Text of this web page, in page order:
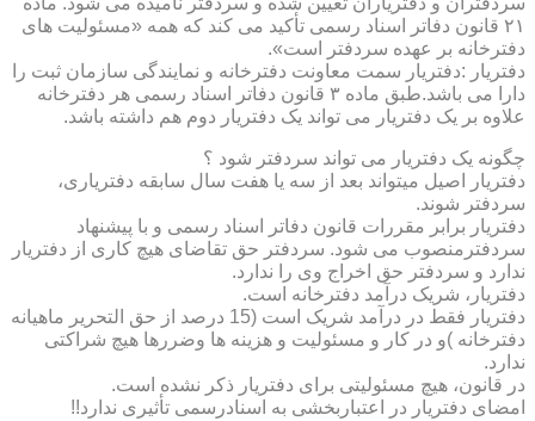
۲۱ قانون دفاتر اسناد رسمی تأکید می کند که همه «مسئولیت های
دفترخانه بر عهده سردفتر است».
دفتریار :دفتریار سمت معاونت دفترخانه و نمایندگی سازمان ثبت را
دارا می باشد.طبق ماده ۳ قانون دفاتر اسناد رسمی هر دفترخانه
علاوه بر یک دفتریار می تواند یک دفتریار دوم هم داشته باشد.
چگونه یک دفتریار می تواند سردفتر شود ؟
دفتریار اصیل میتواند بعد از سه یا هفت سال سابقه دفتریاری،
سردفتر شوند.
دفتریار برابر مقررات قانون دفاتر اسناد رسمی و با پیشنهاد
سردفترمنصوب می شود. سردفتر حق تقاضای هیچ کاری از دفتریار
ندارد و سردفتر حق اخراج وی را ندارد.
دفتریار، شریک درآمد دفترخانه است.
دفتریار فقط در درآمد شریک است (15 درصد از حق التحریر ماهیانه
دفترخانه )و در کار و مسئولیت و هزینه ها وضررها هیچ شراکتی
ندارد.
در قانون، هیچ مسئولیتی برای دفتریار ذکر نشده است.
امضای دفتریار در اعتباربخشی به اسنادرسمی تأثیری ندارد!!